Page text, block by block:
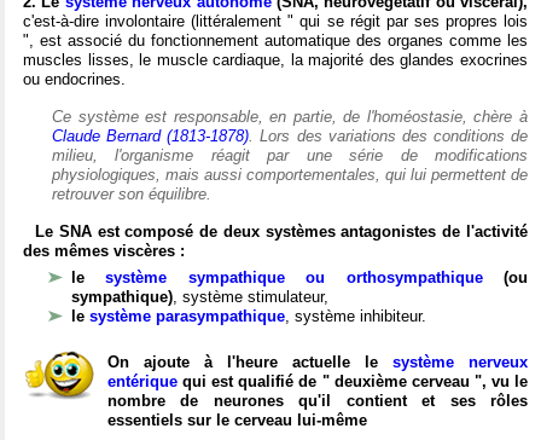
c'est-à-dire involontaire (littéralement " qui se régit par ses propres lois
", est associé du fonctionnement automatique des organes comme les
muscles lisses, le muscle cardiaque, la majorité des glandes exocrines
ou endocrines.
Ce système est responsable, en partie, de l'homéostasie, chère à
Claude Bernard (1813-1878). Lors des variations des conditions de
milieu, l'organisme réagit par une série de modifications
physiologiques, mais aussi comportementales, qui lui permettent de
retrouver son équilibre.
Le SNA est composé de deux systèmes antagonistes de l'activité
des mêmes viscères :
lesystème sympathique ou orthosympathique(ou
sympathique), système stimulateur,
le système parasympathique, système inhibiteur.
On ajoute à l'heure actuelle le système nerveux
entérique qui est qualifié de " deuxième cerveau ", vu le
nombre de neurones qu'il contient et ses rôles
essentiels sur le cerveau lui-même